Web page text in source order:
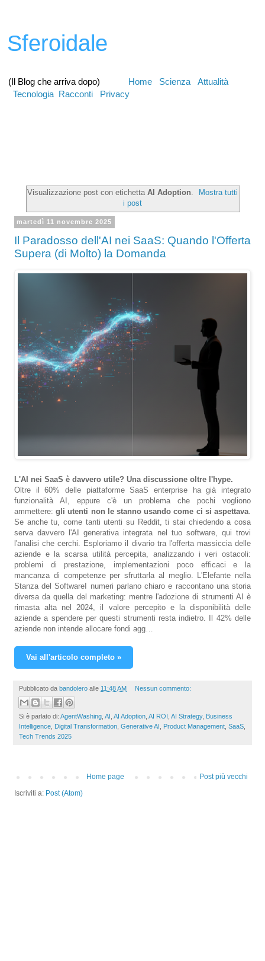
Sferoidale
(Il Blog che arriva dopo) Home Scienza
Attualità
Tecnologia Racconti Privacy
Visualizzazione post con etichetta AI Adoption.
Mostra tutti
i post
martedì 11 novembre 2025
Il Paradosso dell'AI nei SaaS: Quando l'Offerta
Supera (di Molto) la Domanda
L'AI nei SaaS è davvero utile? Una discussione oltre l'hype.
Oltre il 60% delle piattaforme SaaS enterprise ha già integrato
funzionalità AI, eppure c'è un problema che pochi vogliono
ammettere:gli utenti non le stanno usando come ci si aspettava
Se anche tu, come tanti utenti su Reddit, ti stai chiedendo a cosa
serva davvero l'AI generativa integrata nel tuo software, qui trovi
l'analisi che cerchi. Esploriamo il divario tra l'offerta massiccia delle
aziende e la scarsa utilità percepita, analizzando i veri ostacoli:
problemi di prestazione, implementazioni poco efficaci e la
mancanza di competenze per sfruttarla al meglio. L'Elefante nella
Stanza del SoftwareI numeri parlano chiaro e raccontano una storia
diversa da quella del marketing: mentre l'adozione di strumenti AI è
rimasta alta nel 2024, il valore percepito e la disponibilità delle
aziende a spendere per questi strumenti resta indietro. Il 42% delle
aziende non intende allocare fondi agg…
Vai all'articolo completo »
Pubblicato da bandolero alle 11:48 AM Nessun commento:
Si è parlato di: AgentWashing AI AI Adoption AI ROI AI Strategy, Business
Intelligence
Digital Transformation Generative AI Product Management SaaS
Tech Trends 2025
Post più vecchi
Home page
Iscriviti a: Post (Atom)